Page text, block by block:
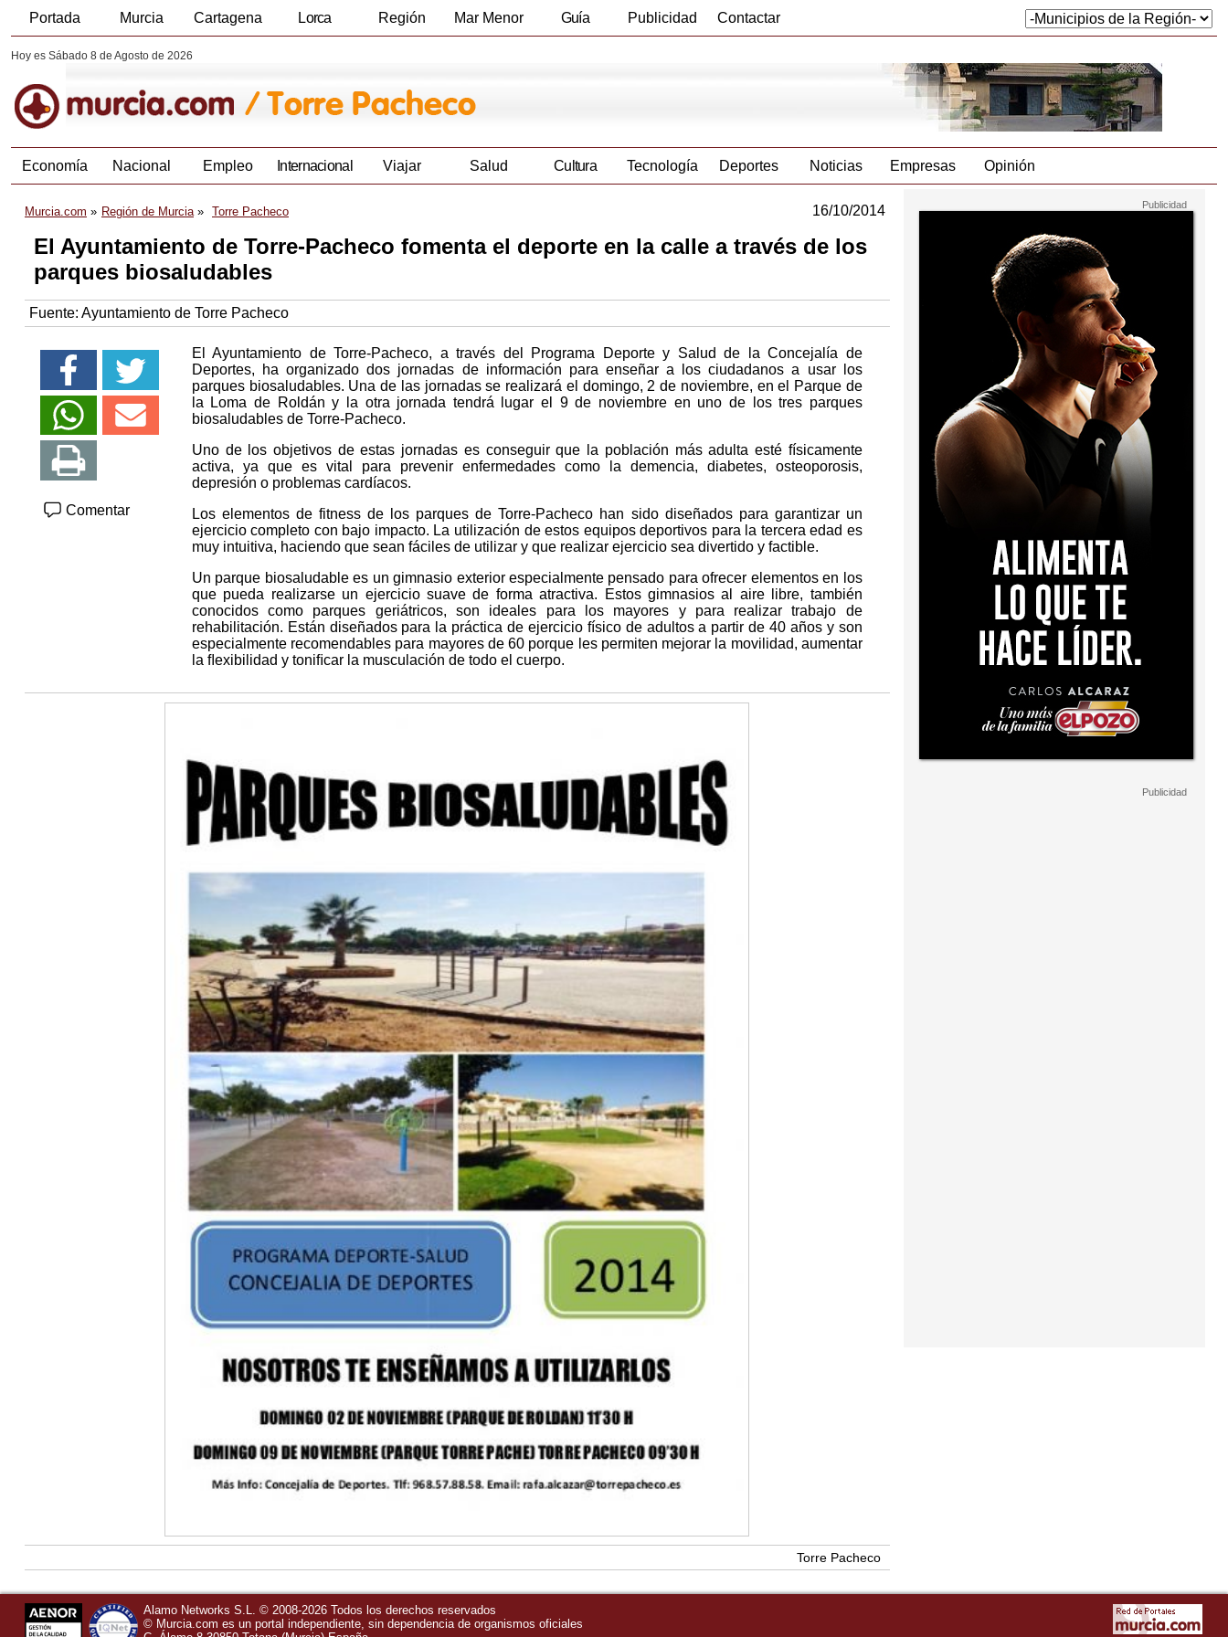
Portada Murcia Cartagena Lorca Región Mar Menor Guía Publicidad Contactar
Hoy es Sábado 8 de Agosto de 2026
Economía Nacional Empleo Internacional Viajar Salud Cultura Tecnología Deportes Noticias Empresas Opinión
Murcia.com Región de Murcia Torre Pacheco 16/10/2014
El Ayuntamiento de Torre-Pacheco fomenta el deporte en la calle a través de los
parques biosaludables
Fuente: Ayuntamiento de Torre Pacheco
Comentar
El Ayuntamiento de Torre-Pacheco, a través del Programa Deporte y Salud de la Concejalía de
Deportes, ha organizado dos jornadas de información para enseñar a los ciudadanos a usar los
parques biosaludables. Una de las jornadas se realizará el domingo, 2 de noviembre, en el Parque de
la Loma de Roldán y la otra jornada tendrá lugar el 9 de noviembre en uno de los tres parques
biosaludables de Torre-Pacheco.
Uno de los objetivos de estas jornadas es conseguir que la población más adulta esté físicamente
activa, ya que es vital para prevenir enfermedades como la demencia, diabetes, osteoporosis,
depresión o problemas cardíacos.
Los elementos de fitness de los parques de Torre-Pacheco han sido diseñados para garantizar un
ejercicio completo con bajo impacto. La utilización de estos equipos deportivos para la tercera edad es
muy intuitiva, haciendo que sean fáciles de utilizar y que realizar ejercicio sea divertido y factible.
Un parque biosaludable es un gimnasio exterior especialmente pensado para ofrecer elementos en los
que pueda realizarse un ejercicio suave de forma atractiva. Estos gimnasios al aire libre, también
conocidos como parques geriátricos, son ideales para los mayores y para realizar trabajo de
rehabilitación. Están diseñados para la práctica de ejercicio físico de adultos a partir de 40 años y son
especialmente recomendables para mayores de 60 porque les permiten mejorar la movilidad, aumentar
la ﬂexibilidad y toniﬁcar la musculación de todo el cuerpo.
Torre Pacheco
Alamo Networks S.L. © 2008-2026 Todos los derechos reservados
© Murcia.com es un portal independiente, sin dependencia de organismos oficiales